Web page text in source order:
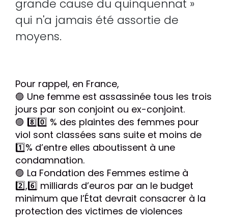
grande cause du quinquennat »
qui n'a jamais été assortie de
moyens.
Pour rappel, en France,
🟣 Une femme est assassinée tous les trois
jours par son conjoint ou ex-conjoint.
🟣 8️⃣0️⃣ % des plaintes des femmes pour
viol sont classées sans suite et moins de
1️⃣% d’entre elles aboutissent à une
condamnation.
🟣 La Fondation des Femmes estime à
2️⃣,6️⃣ milliards d’euros par an le budget
minimum que l’État devrait consacrer à la
protection des victimes de violences